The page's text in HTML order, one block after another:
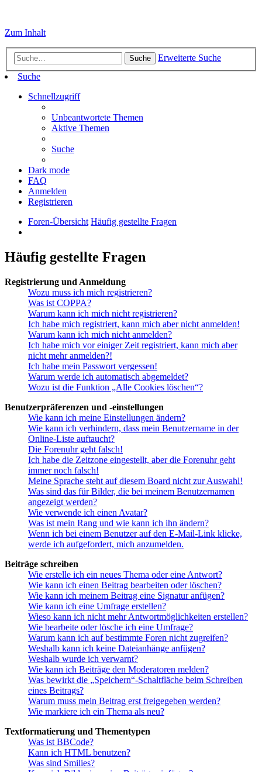
Zum Inhalt
Suche
Erweiterte Suche
Suche
Schnellzugriff
Unbeantwortete Themen
Aktive Themen
Suche
Dark mode
FAQ
Anmelden
Registrieren
Foren-Übersicht Häufig gestellte Fragen
Häufig gestellte Fragen
Registrierung und Anmeldung
Wozu muss ich mich registrieren?
Was ist COPPA?
Warum kann ich mich nicht registrieren?
Ich habe mich registriert, kann mich aber nicht anmelden!
Warum kann ich mich nicht anmelden?
Ich habe mich vor einiger Zeit registriert, kann mich aber
nicht mehr anmelden?!
Ich habe mein Passwort vergessen!
Warum werde ich automatisch abgemeldet?
Wozu ist die Funktion „Alle Cookies löschen“?
Benutzerpräferenzen und -einstellungen
Wie kann ich meine Einstellungen ändern?
Wie kann ich verhindern, dass mein Benutzername in der
Online-Liste auftaucht?
Die Forenuhr geht falsch!
Ich habe die Zeitzone eingestellt, aber die Forenuhr geht
immer noch falsch!
Meine Sprache steht auf diesem Board nicht zur Auswahl!
Was sind das für Bilder, die bei meinem Benutzernamen
angezeigt werden?
Wie verwende ich einen Avatar?
Was ist mein Rang und wie kann ich ihn ändern?
Wenn ich bei einem Benutzer auf den E-Mail-Link klicke,
werde ich aufgefordert, mich anzumelden.
Beiträge schreiben
Wie erstelle ich ein neues Thema oder eine Antwort?
Wie kann ich einen Beitrag bearbeiten oder löschen?
Wie kann ich meinem Beitrag eine Signatur anfügen?
Wie kann ich eine Umfrage erstellen?
Wieso kann ich nicht mehr Antwortmöglichkeiten erstellen?
Wie bearbeite oder lösche ich eine Umfrage?
Warum kann ich auf bestimmte Foren nicht zugreifen?
Weshalb kann ich keine Dateianhänge anfügen?
Weshalb wurde ich verwarnt?
Wie kann ich Beiträge den Moderatoren melden?
Was bewirkt die „Speichern“-Schaltfläche beim Schreiben
eines Beitrags?
Warum muss mein Beitrag erst freigegeben werden?
Wie markiere ich ein Thema als neu?
Textformatierung und Thementypen
Was ist BBCode?
Kann ich HTML benutzen?
Was sind Smilies?